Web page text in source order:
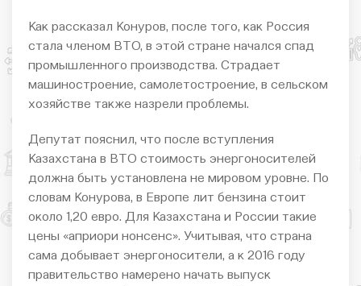
Как рассказал Конуров, после того, как Россия
стала членом ВТО, в этой стране начался спад
промышленного производства. Страдает
машиностроение, самолетостроение, в сельском
хозяйстве также назрели проблемы.
Депутат пояснил, что после вступления
Казахстана в ВТО стоимость энергоносителей
должна быть установлена не мировом уровне. По
словам Конурова, в Европе лит бензина стоит
около 1,20 евро. Для Казахстана и России такие
цены «априори нонсенс». Учитывая, что страна
сама добывает энергоносители, а к 2016 году
правительство намерено начать выпуск